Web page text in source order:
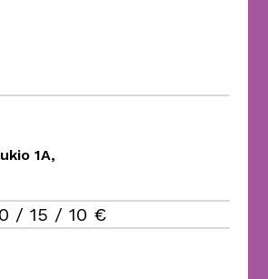
1A,
/ 15 / 10 €